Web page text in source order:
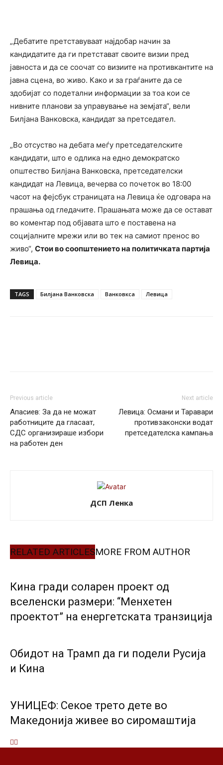
„Дебатите претставуваат најдобар начин за
кандидатите да ги претстават своите визии пред
јавноста и да се соочат со визиите на противкантите на
јавна сцена, во живо. Како и за граѓаните да се
здобијат со подетални информации за тоа кои се
нивните планови за управување на земјата“, вели
Билјана Ванковска, кандидат за претседател.
„Во отсуство на дебата меѓу претседателските
кандидати, што е одлика на едно демократско
општество Билјана Ванковска, претседателски
кандидат на Левица, вечерва со почеток во 18:00
часот на фејсбук страницата на Левица ќе одговара на
прашања од гледачите. Прашањата може да се остават
во коментар под објавата што е поставена на
социјалните мрежи или во тек на самиот пренос во
живо“, Стои во соопштението на политичката партија
Левица.
TAGS Билјана Ванковска Ванковкса Левица
Previous article
Aпасиев: За да не можат
работниците да гласаат,
СДС организираше избори
на работен ден
Next article
Левица: Османи и Таравари
противзаконски водат
претседателска кампања
ДСП Ленка
RELATED ARTICLESMORE FROM AUTHOR
Кина гради соларен проект од
вселенски размери: “Менхетен
проектот” на енергетската транзиција
Обидот на Трамп да ги подели Русија
и Кина
УНИЦЕФ: Секое трето дете во
Македонија живее во сиромаштија